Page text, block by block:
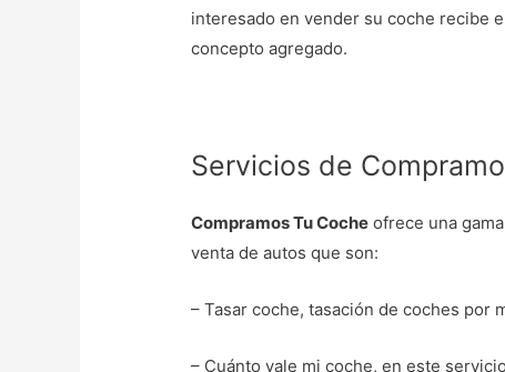
interesado en vender su coche recibe
concepto agregado.
Servicios de
Compramos Tu Coche ofrece una
venta de autos que son:
– Tasar coche, tasación de coches por
– Cuánto vale mi coche, en este